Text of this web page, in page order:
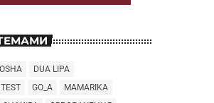
DUA LIPA
GO_A
MAMARIKA